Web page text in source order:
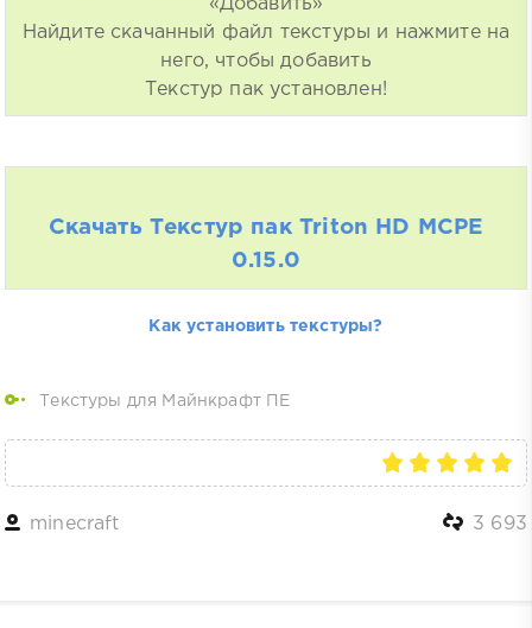
«Добавить»
Найдите скачанный файл текстуры и нажмите на
него, чтобы добавить
Текстур пак установлен!
Скачать Текстур пак Triton HD MCPE
0.15.0
Как установить текстуры?
Текстуры для Майнкрафт ПЕ
minecraft 3 693